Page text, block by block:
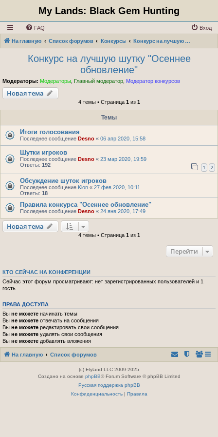
My Lands: Black Gem Hunting
FAQ Вход
На главную Список форумов Конкурсы Конкурс на лучшую шутку "Осеннее обновление"
Конкурс на лучшую шутку "Осеннее
обновление"
Модераторы: Модераторы Главный модератор Модератор конкурсов
Новая тема
4 темы • Страница 1из 1
Темы
Итоги голосования
Последнее сообщение Desno « 06 апр 2020, 15:58
Шутки игроков
Последнее сообщение Desno « 23 мар 2020, 19:59
Ответы: 192 1 2
Обсуждение шуток игроков
Последнее сообщение Klon « 27 фев 2020, 10:11
Ответы: 18
Правила конкурса "Осеннее обновление"
Последнее сообщение Desno « 24 янв 2020, 17:49
Новая тема
4 темы • Страница 1из 1
Перейти
КТО СЕЙЧАС НА КОНФЕРЕНЦИИ
Сейчас этот форум просматривают: нет зарегистрированных пользователей и 1
гость
ПРАВА ДОСТУПА
Вы не можете начинать темы
Вы не можете отвечать на сообщения
Вы не можете редактировать свои сообщения
Вы не можете удалять свои сообщения
Вы не можете добавлять вложения
На главную Список форумов
(c) Elyland LLC 2009-2025
Создано на основе phpBB® Forum Software © phpBB Limited
Русская поддержка phpBB
Конфиденциальность| Правила